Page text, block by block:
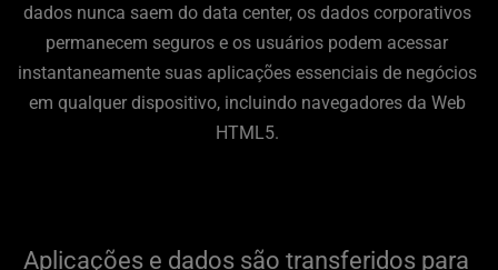
dados nunca saem do data center, os dados corporativos
permanecem seguros e os usuários podem acessar
instantaneamente suas aplicações essenciais de negócios
em qualquer dispositivo, incluindo navegadores da Web
HTML5.
Aplicações e dados são transferidos para